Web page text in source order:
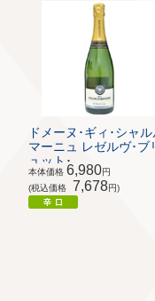
ドメーヌ･ギィ･シャ
マーニュ レゼルヴ･ブ
ュット･...
本体価格 6,980円
(税込価格
7,678円)